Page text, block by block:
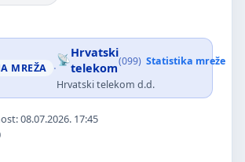
MREŽA ·
Hrvatski
telekom(099) Statistika mreže
Hrvatski telekom d.d.
08.07.2026. 17:45